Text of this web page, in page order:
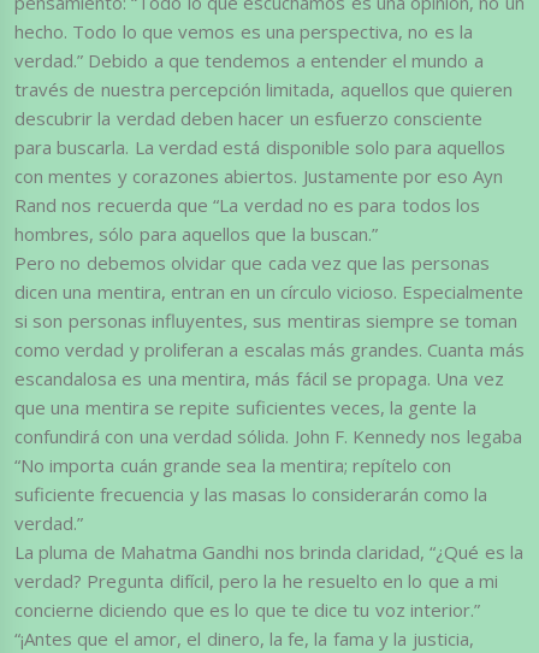
hecho. Todo lo que vemos es una perspectiva, no es la
verdad.” Debido a que tendemos a entender el mundo a
través de nuestra percepción limitada, aquellos que quieren
descubrir la verdad deben hacer un esfuerzo consciente
para buscarla. La verdad está disponible solo para aquellos
con mentes y corazones abiertos. Justamente por eso Ayn
Rand nos recuerda que “La verdad no es para todos los
hombres, sólo para aquellos que la buscan.”
Pero no debemos olvidar que cada vez que las personas
dicen una mentira, entran en un círculo vicioso. Especialmente
si son personas influyentes, sus mentiras siempre se toman
como verdad y proliferan a escalas más grandes. Cuanta más
escandalosa es una mentira, más fácil se propaga. Una vez
que una mentira se repite suficientes veces, la gente la
confundirá con una verdad sólida. John F. Kennedy nos legaba
“No importa cuán grande sea la mentira; repítelo con
suficiente frecuencia y las masas lo considerarán como la
verdad.”
La pluma de Mahatma Gandhi nos brinda claridad, “¿Qué es la
verdad? Pregunta difícil, pero la he resuelto en lo que a mi
concierne diciendo que es lo que te dice tu voz interior.”
“¡Antes que el amor, el dinero, la fe, la fama y la justicia,